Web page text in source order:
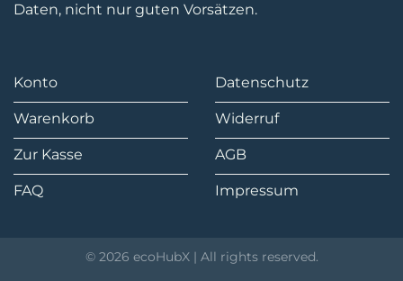
Daten, nicht nur guten Vorsätzen.
Konto
Warenkorb
Zur Kasse
FAQ
Datenschutz
Widerruf
AGB
Impressum
© 2026 ecoHubX | All rights reserved.